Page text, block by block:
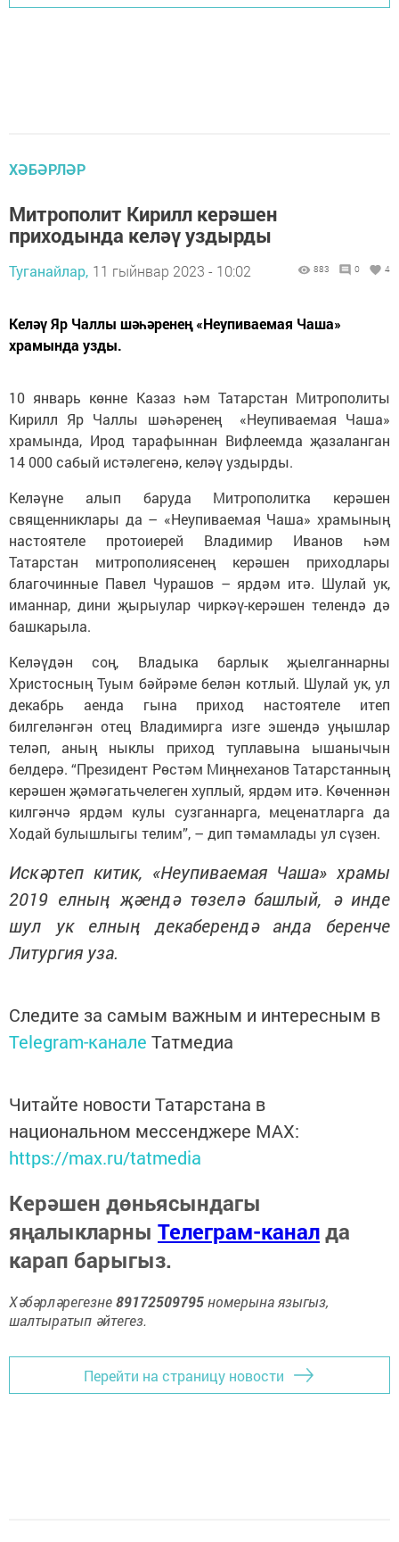
ХӘБӘРЛӘР
Митрополит Кирилл керәшен
приходында келәү уздырды
Туганайлар, 11 гыйнвар 2023 - 10:02 883 0 4
Келәү Яр Чаллы шәһәренең «Неупиваемая Чаша»
храмында узды.
10 январь көнне Казаз һәм Татарстан Митрополиты
Кирилл Яр Чаллы шәһәренең «Неупиваемая Чаша»
храмында, Ирод тарафыннан Вифлеемда җазаланган
14 000 сабый истәлегенә, келәү уздырды.
Келәүне алып баруда Митрополитка керәшен
священниклары да – «Неупиваемая Чаша» храмының
настоятеле протоиерей Владимир Иванов һәм
Татарстан митрополиясенең керәшен приходлары
благочинные Павел Чурашов – ярдәм итә. Шулай ук,
иманнар, дини җырыулар чиркәү-керәшен телендә дә
башкарыла.
Келәүдән соң, Владыка барлык җыелганнарны
Христосның Туым бәйрәме белән котлый. Шулай ук, ул
декабрь аенда гына приход настоятеле итеп
билгеләнгән отец Владимирга изге эшендә уңышлар
теләп, аның ныклы приход туплавына ышанычын
белдерә. “Президент Рөстәм Миңнеханов Татарстанның
керәшен җәмәгатьчелеген хуплый, ярдәм итә. Көченнән
килгәнчә ярдәм кулы сузганнарга, меценатларга да
Ходай булышлыгы телим”, – дип тәмамлады ул сүзен.
Искәртеп китик, «Неупиваемая Чаша» храмы
2019 елның җәендә төзелә башлый, ә инде
шул ук елның декаберендә анда беренче
Литургия уза.
Следите за самым важным и интересным в
Telegram-канале Татмедиа
Читайте новости Татарстана в
национальном мессенджере MАХ:
https://max.ru/tatmedia
Керәшен дөньясындагы
яңалыкларны Телеграм-каналда
карап барыгыз.
Хәбәрләрегезне89172509795номерына языгыз,
шалтыратып әйтегез.
Перейти на страницу новости